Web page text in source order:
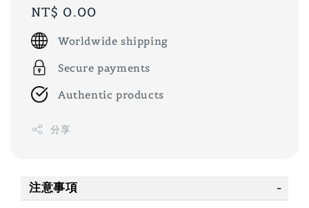
Regular
price
NT$ 0.00
Worldwide shipping
Secure payments
Authentic products
分享
注意事項